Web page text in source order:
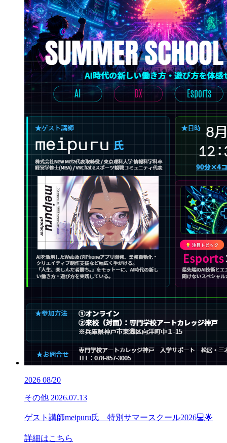
2026 08/20
その他 2026.07.13
ゲスト講師meipuru氏 特別サマースクール2026💻🌟
詳細はこちら